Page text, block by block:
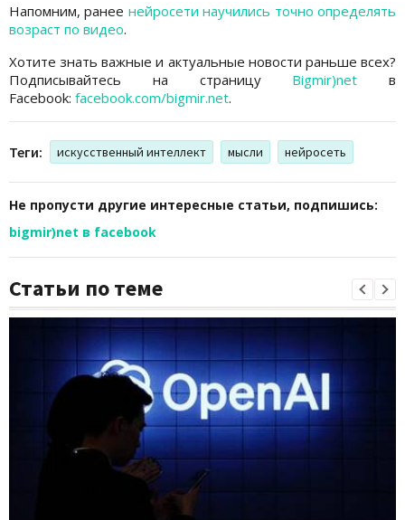
Напомним, ранее нейросети научились точно определять
возраст по видео.
Хотите знать важные и актуальные новости раньше всех?
Подписывайтесь на страницу Bigmir)net в
Facebook: facebook.com/bigmir.net.
Теги: искусственный интеллект мысли нейросеть
Не пропусти другие интересные статьи, подпишись:
bigmir)net в facebook
Статьи по теме